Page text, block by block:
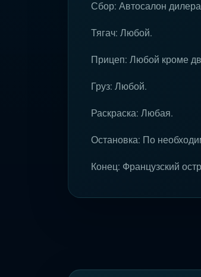
Сбор: Автосалон
Тягач: Любой.
Прицеп: Любой кроме
Груз: Любой.
Раскраска: Любая.
Остановка: По
Конец: Французский